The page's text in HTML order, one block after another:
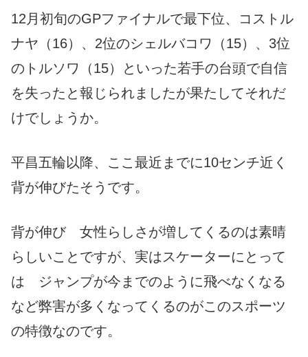
12月初旬のGPファイナルで最下位、コストル
ナヤ（16）、2位のシェルバコワ（15）、3位
のトルソワ（15）といった若手の台頭で自信
を失ったと報じられましたが果たしてそれだ
けでしょうか。
平昌五輪以降、ここ最近までに10センチ近く
背が伸びたそうです。
背が伸び 女性らしさが増してくるのは素晴
らしいことですが、実はスケーターにとって
は ジャンプが今までのように飛べなくなる
など弊害が多くなってくるのがこのスポーツ
の特徴なのです。